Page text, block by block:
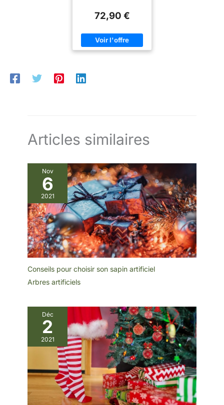
72,90 €
Articles similaires
Nov
6
2021
Conseils pour choisir son sapin artificiel
Arbres artificiels
Déc
2
2021